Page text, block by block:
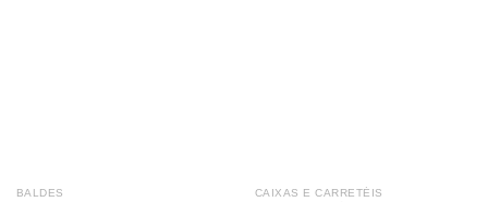
BALDES CAIXAS E CARRETÉIS